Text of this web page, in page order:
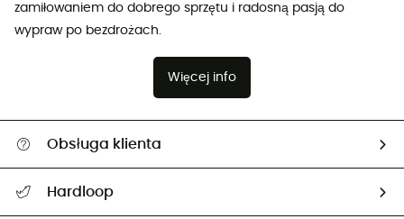
zamiłowaniem do dobrego sprzętu i radosną pasją do
wypraw po bezdrożach.
Więcej info
Obsługa klienta
Hardloop